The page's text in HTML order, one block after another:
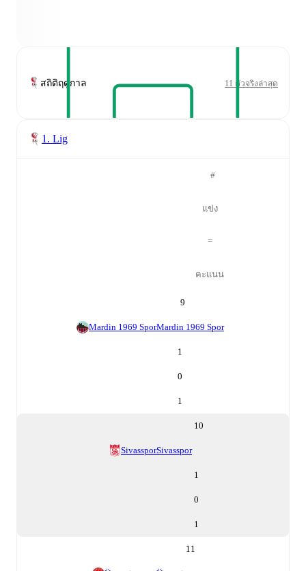
สถิติฤดูกาล 11 ตัวจริงล่าสุด
1. Lig
#
แข่ง
=
คะแนน
9
Mardin 1969 SporMardin 1969 Spor
1
0
1
10
SivassporSivasspor
1
0
1
11